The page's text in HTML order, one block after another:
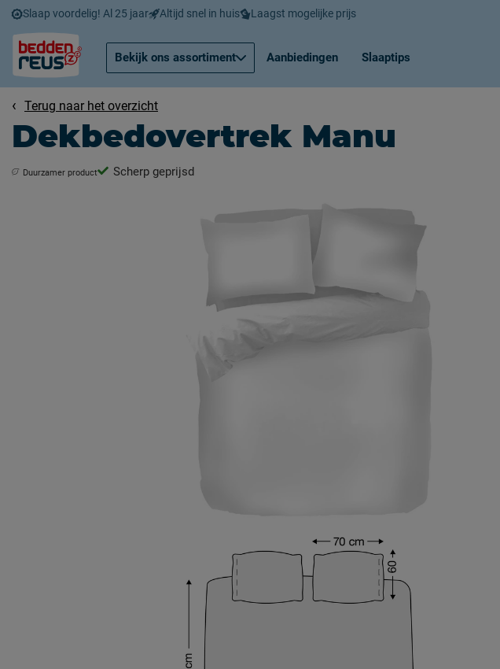
Slaap voordelig! Al 25 jaar Altijd snel in huis Laagst mogelijke prijs
Bekijk ons assortiment Aanbiedingen Slaaptips
Terug naar het overzicht
Dekbedovertrek Manu
Duurzamer product Scherp geprijsd